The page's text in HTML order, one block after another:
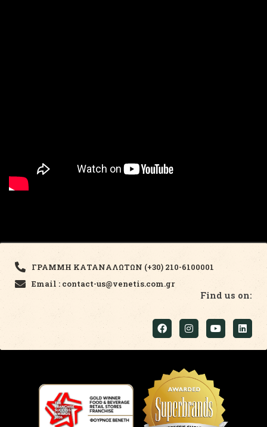
ΓΡΑΜΜΗ ΚΑΤΑΝΑΛΩΤΩΝ (+30) 210-6100001
Email : contact-us@venetis.com.gr
Find us on: